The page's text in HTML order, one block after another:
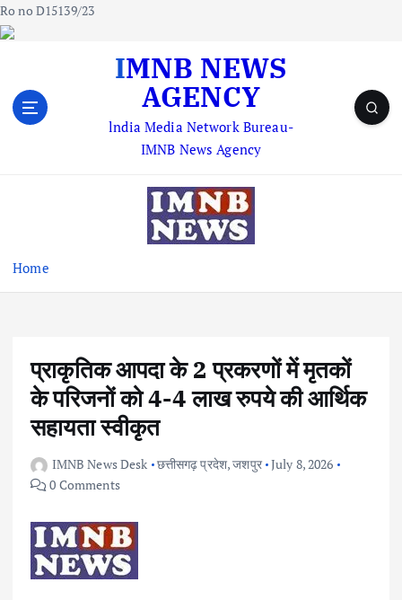
Ro no D15139/23
IMNB NEWS
AGENCY
lndia Media Network Bureau-
IMNB News Agency
Home
प्राकृतिक आपदा के 2 प्रकरणों में मृतकों
के परिजनों को 4-4 लाख रुपये की आर्थिक
सहायता स्वीकृत
IMNB News Desk छत्तीसगढ़ प्रदेश,जशपुर July 8, 2026
0 Comments